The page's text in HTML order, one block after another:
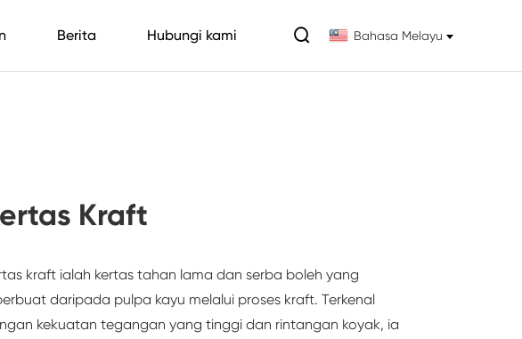
Berita Hubungi kami  Bahasa Melayu
Kraft
kraft ialah kertas tahan lama dan serba boleh yang
daripada pulpa kayu melalui proses kraft. Terkenal
kekuatan tegangan yang tinggi dan rintangan koyak, ia